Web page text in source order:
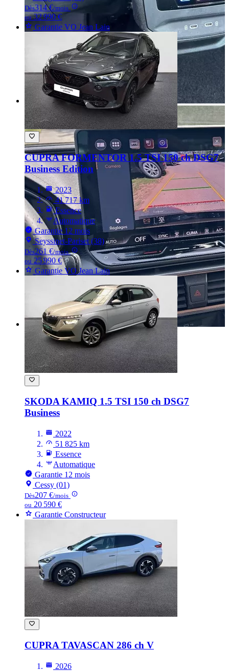
Dès314 €/mois
ou32 990 €
Garantie VO Jean Lain
CUPRA FORMENTOR1.5 TSI 150 ch DSG7
Business Edition
2023
41 717 km
Essence
Automatique
Garantie 12 mois
Seyssinet-Pariset (38)
Dès261 €/mois
ou 25 990 €
Garantie VO Jean Lain
SKODA KAMIQ 1.5 TSI 150 ch DSG7
Business
2022
51 825 km
Essence
Automatique
Garantie 12 mois
Cessy (01)
Dès207 €/mois
ou 20 590 €
Garantie Constructeur
CUPRA TAVASCAN 286 ch V
2026